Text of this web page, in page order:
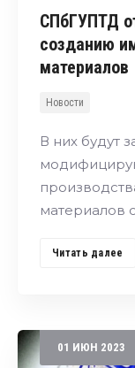
СПбГУПТД
созданию
материалов
Новости
В них будут
материалов
Читать далее
01 ИЮН 2023